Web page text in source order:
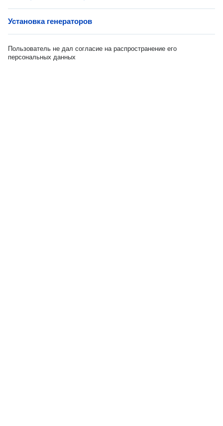
Установка генераторов
Пользователь не дал согласие на распространение его
персональных данных